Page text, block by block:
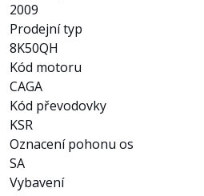
2009
Prodejní typ
8K50QH
Kód motoru
CAGA
Kód převodovky
KSR
Oznacení pohonu os
SA
Vybavení